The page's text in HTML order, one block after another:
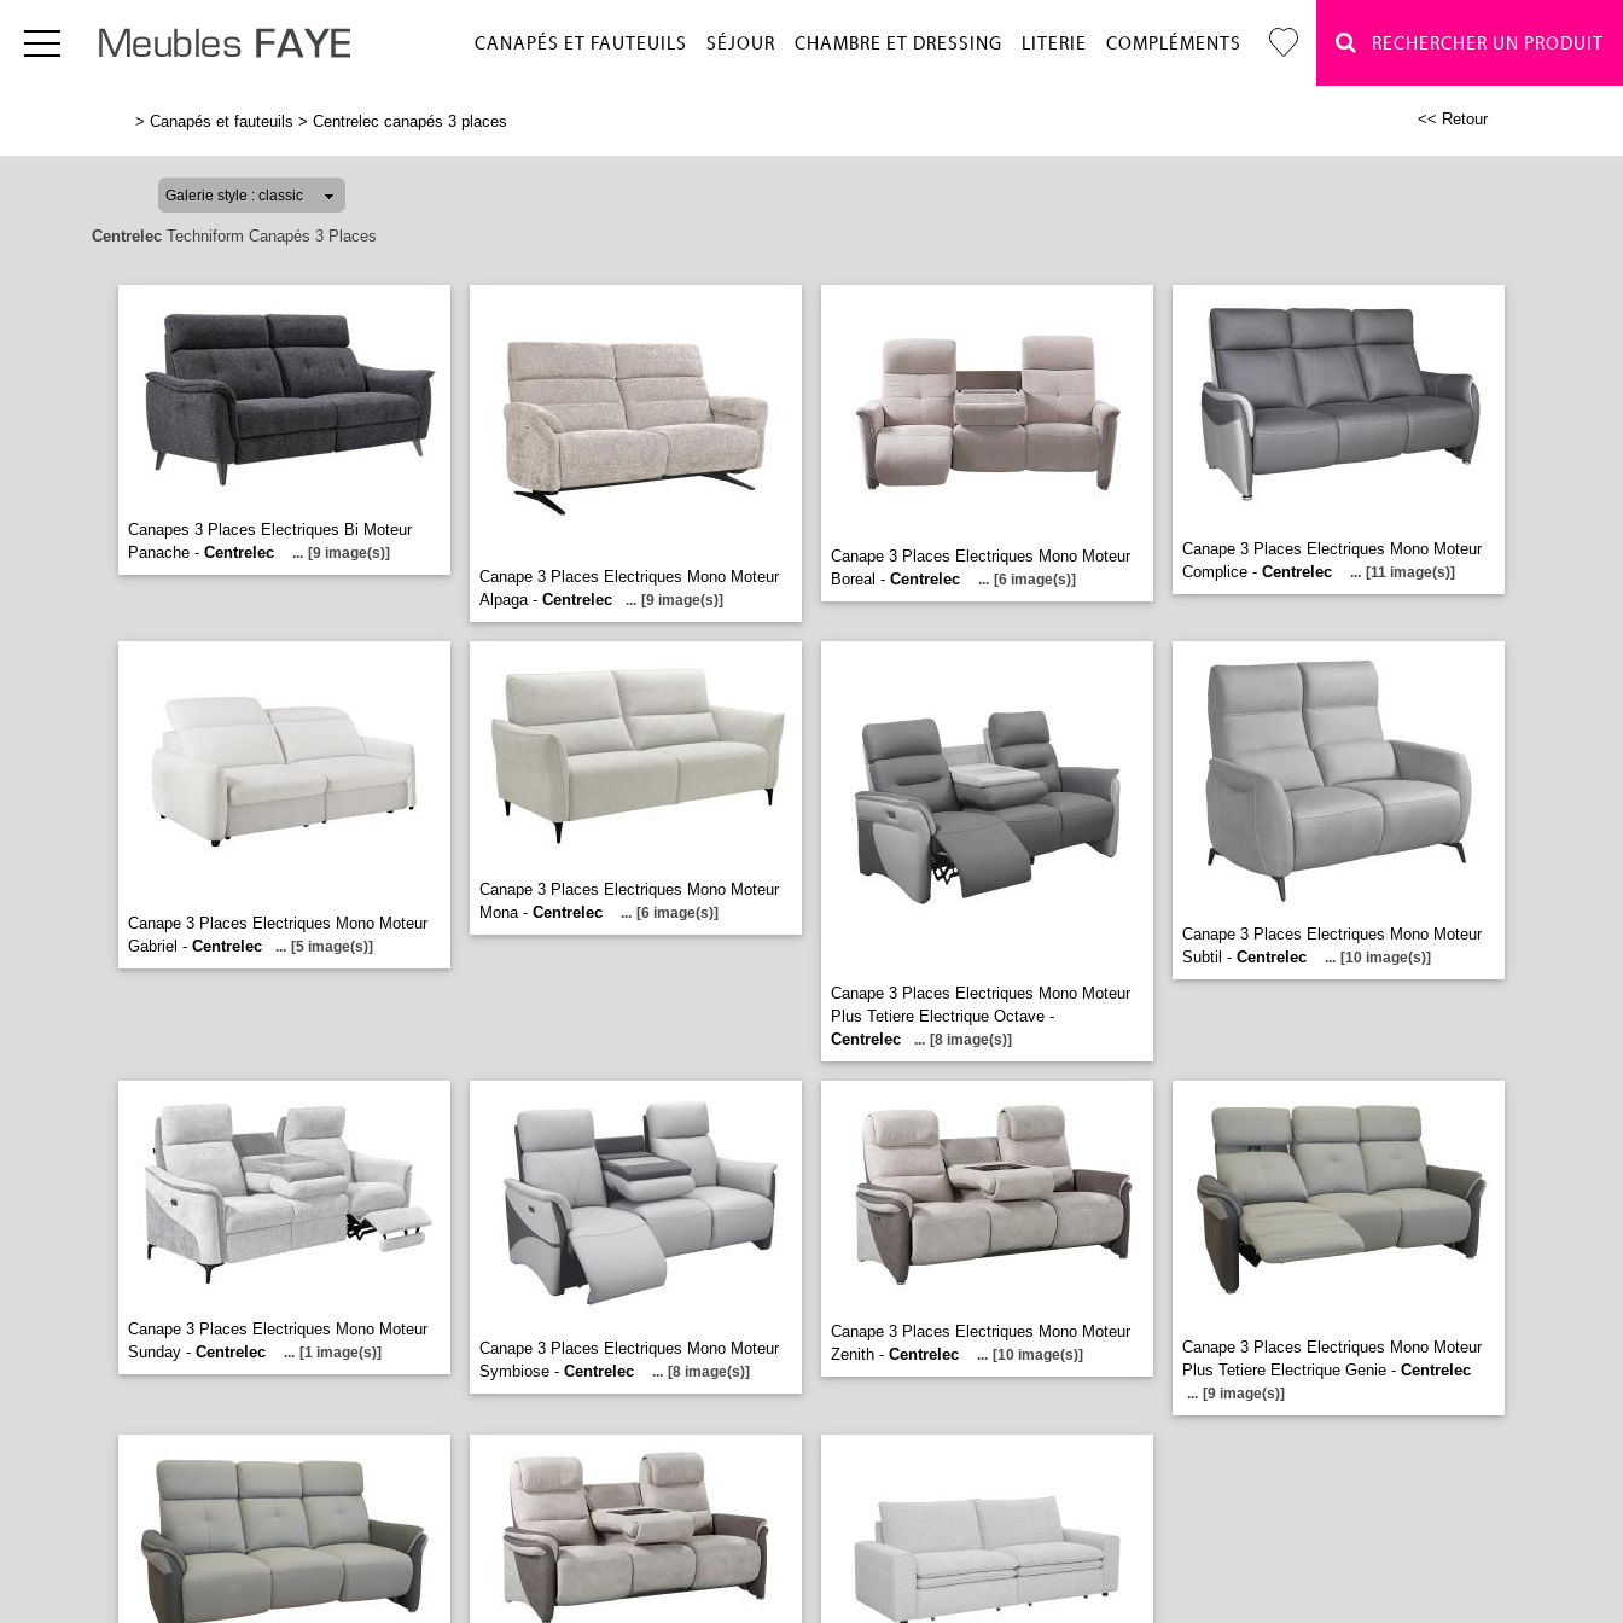
CANAPÉS ET FAUTEUILS SÉJOUR CHAMBRE ET DRESSING LITERIE COMPLÉMENTS RECHERCHER UN PRODUIT
> Canapés et fauteuils > Centrelec canapés 3 places << Retour
Centrelec Techniform Canapés 3 Places
Canapes 3 Places Electriques Bi Moteur
Panache - Centrelec ... [9 image(s)]
Canape 3 Places Electriques Mono Moteur
Alpaga - Centrelec ... [9 image(s)]
Canape 3 Places Electriques Mono Moteur
Boreal - Centrelec ... [6 image(s)]
Canape 3 Places Electriques Mono Moteur
Complice - Centrelec ... [11 image(s)]
Canape 3 Places Electriques Mono Moteur
Gabriel - Centrelec ... [5 image(s)]
Canape 3 Places Electriques Mono Moteur
Mona - Centrelec ... [6 image(s)]
Canape 3 Places Electriques Mono Moteur
Plus Tetiere Electrique Octave -
Centrelec
... [8 image(s)]
Canape 3 Places Electriques Mono Moteur
Subtil - Centrelec ... [10 image(s)]
Canape 3 Places Electriques Mono Moteur
Sunday - Centrelec ... [1 image(s)]
Canape 3 Places Electriques Mono Moteur
Symbiose - Centrelec ... [8 image(s)]
Canape 3 Places Electriques Mono Moteur
Zenith - Centrelec ... [10 image(s)]
Canape 3 Places Electriques Mono Moteur
Plus Tetiere Electrique Genie - Centrelec
... [9 image(s)]